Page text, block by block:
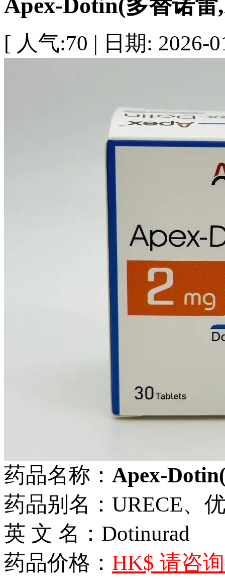
Apex-Dotin(多替诺
[ 人气:70 | 日期: 2026-
药品名称： Apex-
药品别名：URECE、
英 文 名：Dotinurad
药品价格： HK$ 请咨